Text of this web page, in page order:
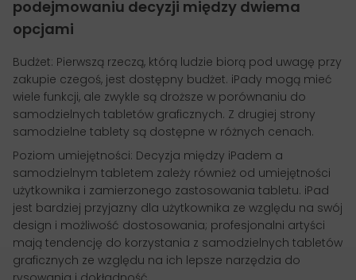
podejmowaniu decyzji między dwiema
opcjami
Budżet: Pierwszą rzeczą, którą ludzie biorą pod uwagę przy
zakupie czegoś, jest dostępny budżet. iPady mogą mieć
wiele funkcji, ale zwykle są droższe w porównaniu do
samodzielnych tabletów graficznych. Z drugiej strony
samodzielne tablety są dostępne w różnych cenach.
Poziom umiejętności: Decyzja między iPadem a
samodzielnym tabletem zależy również od umiejętności
użytkownika i zamierzonego zastosowania tabletu. iPad
jest bardziej przyjazny dla użytkownika ze względu na swój
design i możliwość dostosowania; profesjonalni artyści
mają tendencję do korzystania z samodzielnych tabletów
graficznych ze względu na ich lepsze narzędzia do